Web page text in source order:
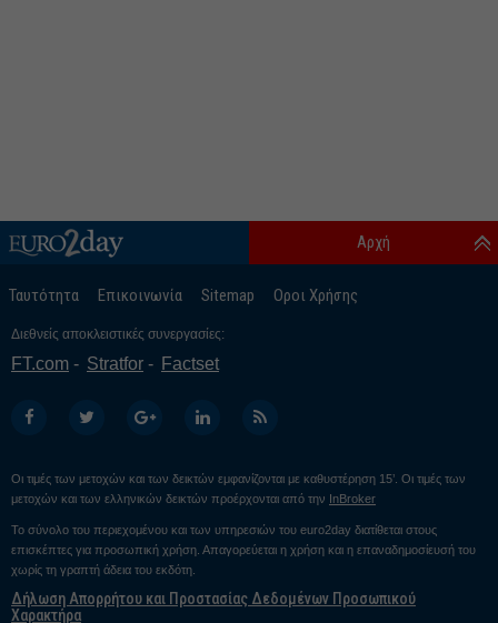
Ταυτότητα Επικοινωνία Sitemap Οροι Χρήσης
Αρχή
Διεθνείς αποκλειστικές συνεργασίες:
FT.com Stratfor Factset
Οι τιμές των μετοχών και των δεικτών εμφανίζονται με καθυστέρηση 15’. Οι τιμές των
μετοχών και των ελληνικών δεικτών προέρχονται από την InBroker
Το σύνολο του περιεχομένου και των υπηρεσιών του euro2day διατίθεται στους
επισκέπτες για προσωπική χρήση. Απαγορεύεται η χρήση και η επαναδημοσίευσή του
χωρίς τη γραπτή άδεια του εκδότη.
Δήλωση Απορρήτου και Προστασίας Δεδομένων Προσωπικού
Χαρακτήρα